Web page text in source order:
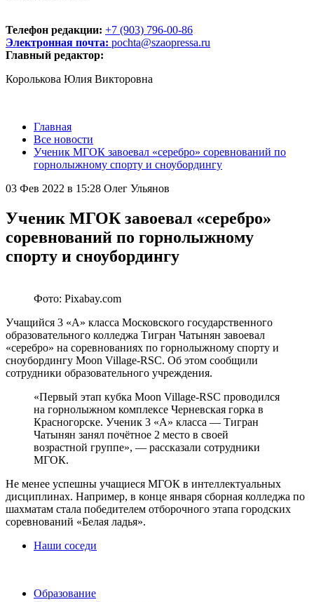
Телефон редакции: +7 (903) 796-00-86
Электронная почта: pochta@szaopressa.ru
Главный редактор:
Королькова Юлия Викторовна
Главная
Все новости
Ученик МГОК завоевал «серебро» соревнований по
горнолыжному спорту и сноубордингу
03 Фев 2022 в 15:28 Олег Ульянов
Ученик МГОК завоевал «серебро»
соревнований по горнолыжному
спорту и сноубордингу
Фото: Pixabay.com
Учащийся 3 «А» класса Московского государственного
образовательного колледжа Тигран Чатынян завоевал
«серебро» на соревнованиях по горнолыжному спорту и
сноубордингу Moon Village-RSC. Об этом сообщили
сотрудники образовательного учреждения.
«Первый этап кубка Moon Village-RSC проводился
на горнолыжном комплексе Черневская горка в
Красногорске. Ученик 3 «А» класса — Тигран
Чатынян занял почётное 2 место в своей
возрастной группе», — рассказали сотрудники
МГОК.
Не менее успешны учащиеся МГОК в интеллектуальных
дисциплинах. Например, в конце января сборная колледжа по
шахматам стала победителем отборочного этапа городских
соревнований «Белая ладья».
Наши соседи
Образование